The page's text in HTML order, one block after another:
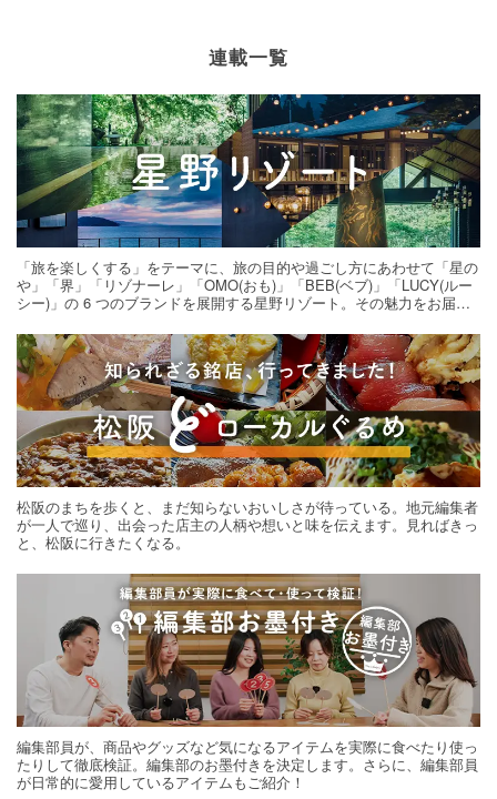
連載一覧
「旅を楽しくする」をテーマに、旅の目的や過ごし方にあわせて「星の
や」「界」「リゾナーレ」「OMO(おも)」「BEB(ベブ)」「LUCY(ルー
シー)」の 6 つのブランドを展開する星野リゾート。その魅力をお届け
松阪のまちを歩くと、まだ知らないおいしさが待っている。地元編集者
が一人で巡り、出会った店主の人柄や想いと味を伝えます。見ればきっ
と、松阪に行きたくなる。
編集部員が、商品やグッズなど気になるアイテムを実際に食べたり使っ
たりして徹底検証。編集部のお墨付きを決定します。さらに、編集部員
が日常的に愛用しているアイテムもご紹介！